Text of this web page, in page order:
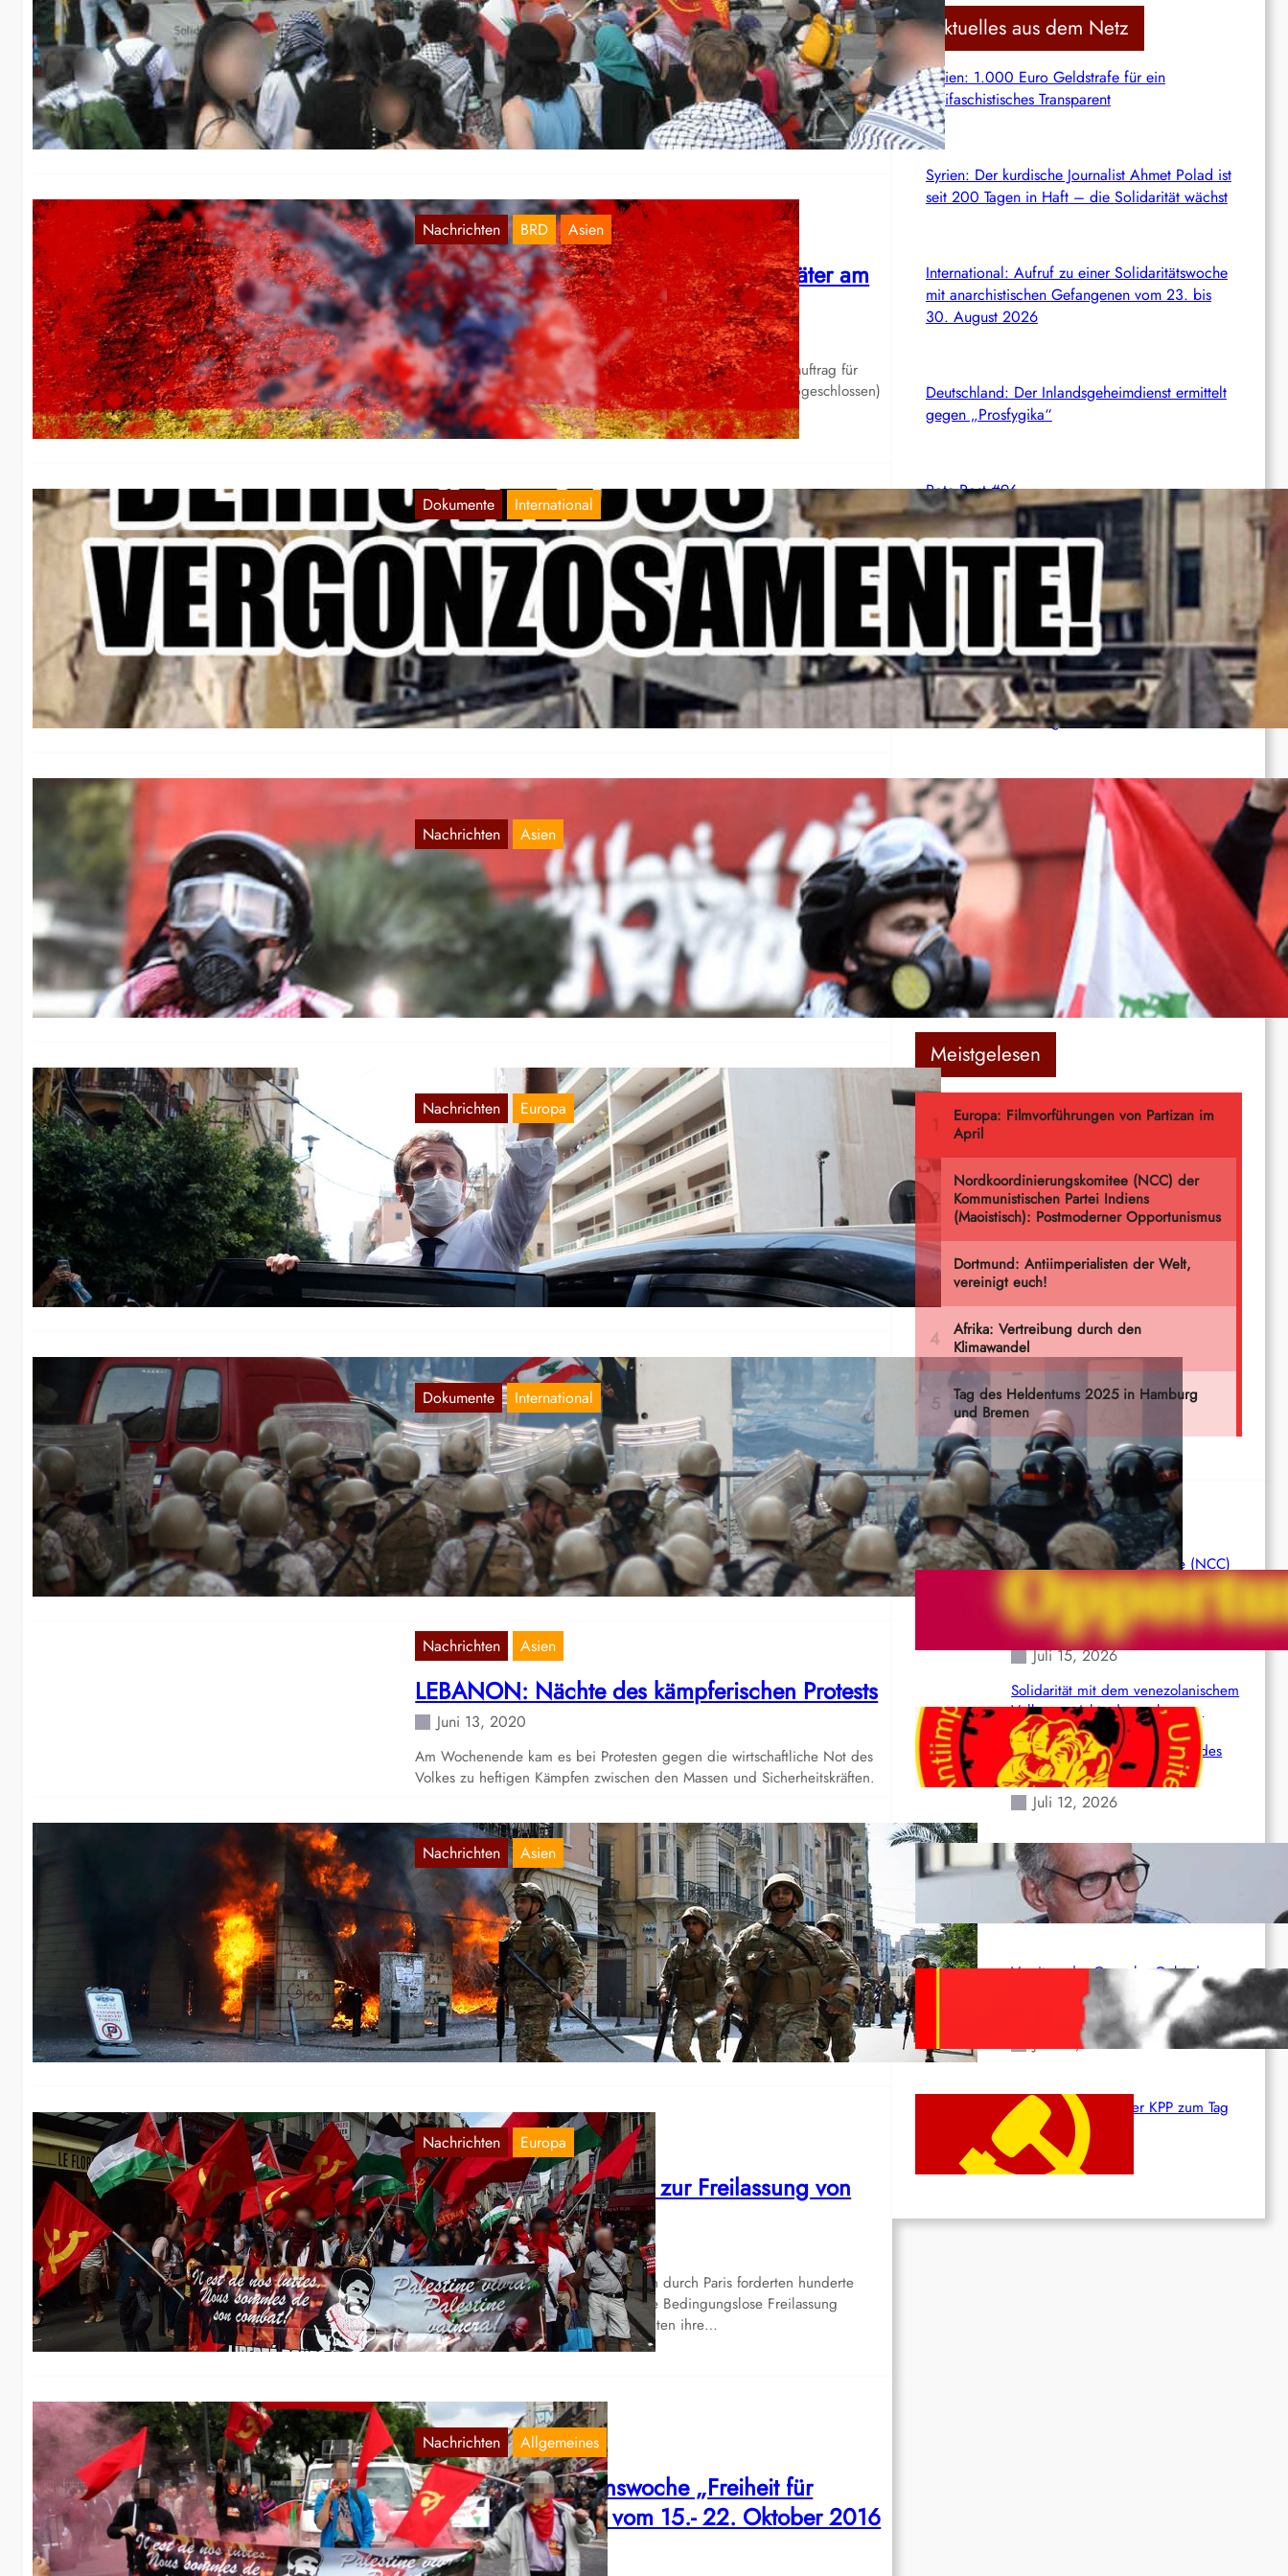
Libanon-Demo einzuschüchtern
Juli 18, 2026
hiermit teilen wir einige Eindrücke der letzten Palästina – Libanon Demo
in Hamburg, an dem ein Kontingent des Roten Bundes…
Nachrichten BRD Asien
Hochschulforschung: Deutschland Mittäter am
Genozid in Westasien
Juni 3, 2026
An der Technischen Universität sorgt ein geheimer Drittmittelauftrag für
Proteste, denn dort wird (bzw. wurde, denn der Auftrag ist abgeschlossen)
…
Dokumente International
FDLP-ECUADOR: DIE USA UND ISRAEL
ERLEIDEN EINE BESCHÄMENDE
NIEDERLAGE
Nov. 30, 2024
Auf Befehl seiner imperialistischen Herren hat Israel diese Woche einer
Waffenruhe mit der libanesischem Staat zugestimmt. Wir teilen eine
inoffizielle…
Nachrichten Asien
Libanon: Nicht nur eine Energiekrise
Okt. 9, 2021
Im Libanon funktioniert gar nichts mehr. In der Hauptstadt Beirut gibt es
noch höchstens vier Stunden am Tag Strom, in…
Nachrichten Europa
Macron: In alter Kolonialherrenmanier im
Libanon
Aug. 13, 2020
Nachdem – wie wir bereits berichteten – am Dienstag, den 4. August, in
der libanesischen Hauptstadt Beirut bei einer Explosion mehr…
Dokumente International
Explosion in Beirut: Ein Vorwand zum
Reinregieren. Ein Grund zum Rebellieren.
Aug. 10, 2020
In Beirut, der Hauptstadt des Libanon, kam es letzte Woche Dienstag zu
einer Explosion im Hafen. Dabei sind anscheinend über…
Nachrichten Asien
LEBANON: Nächte des kämpferischen Protests
Juni 13, 2020
Am Wochenende kam es bei Protesten gegen die wirtschaftliche Not des
Volkes zu heftigen Kämpfen zwischen den Massen und Sicherheitskräften.
Nachrichten Asien
LIBANON: Unruhen wegen der
Wirtschaftskrise
Apr. 29, 2020
Nachdem am Montagabend ein Demonstrant von Sicherheitskräften in
Tripolis getötet wurde, brachen am Dienstagabend im ganzen Land heftige
Unruhen aus.
Nachrichten Europa
Kraftvolle Demonstration zur Freilassung von
Georges Abdallah
Juni 20, 2017
In einer ausdrucksvollen Demonstration durch Paris forderten hunderte
Demonstranten vergangen Samstag die Bedingungslose Freilassung
George Ibrahim Abdhallahs und brachten ihre…
Nachrichten Allgemeines
Internationale Aktionswoche „Freiheit für
Georges Abdallah“ vom 15.- 22. Oktober 2016
Okt. 6, 2016
h Aktuelles aus dem Netz
Italien: 1.000 Euro Geldstrafe für ein
antifaschistisches Transparent
Syrien: Der kurdische Journalist Ahmet Polad ist
seit 200 Tagen in Haft – die Solidarität wächst
International: Aufruf zu einer Solidaritätswoche
mit anarchistischen Gefangenen vom 23. bis
30. August 2026
Deutschland: Der Inlandsgeheimdienst ermittelt
gegen „Prosfygika“
Rote Post #96
Rotdenker
The Red Detachment of Women
Bethune: The Making of a Hero
The White Haired Girl
How Yukong moved the Mountains
Ernst Thälmann – Sohn seiner Klasse
Meistgelesen
Letzte Dokumente
Nordkoordinierungskomitee (NCC)
der Kommunistischen Partei Indiens
(Maoistisch): Postmoderner
Opportunismus
Juli 15, 2026
Solidarität mit dem venezolanischem
Volk angesichts der verlorenen
Leben und der katastrophalen
Situation durch die Erdbeben des
24. Juni!
Juli 12, 2026
Indien: „Die Politik der Kapitulation“
von K. Murali (Ajith)
Juli 1, 2026
Vorsitzender Gonzalo: Gebt das
Leben für die Partei und die
Revolution!
Juni 19, 2026
Beschluss des ZK der KPP zum Tag
des Heldentums
Juni 19, 2026